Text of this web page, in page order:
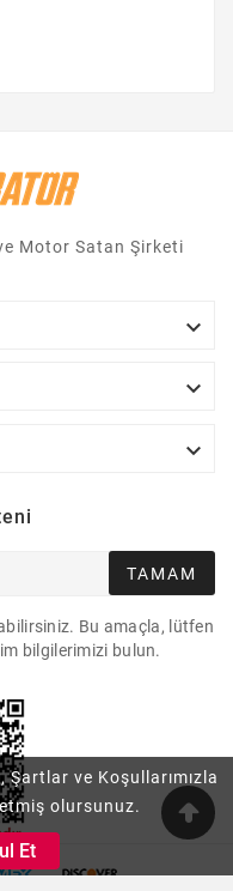
ve Koşullarımızla
etmiş olursunuz.
Et
Motor Satan Şirketi



TAMAM
Bu amaçla, lütfen
bilgilerimizi bulun.